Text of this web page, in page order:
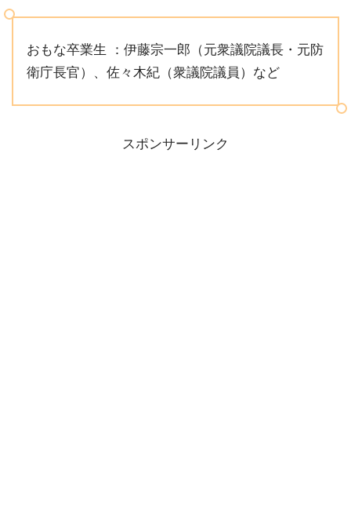
おもな卒業生 ：伊藤宗一郎（元衆議院議長・元防
衛庁長官）、佐々木紀（衆議院議員）など
スポンサーリンク